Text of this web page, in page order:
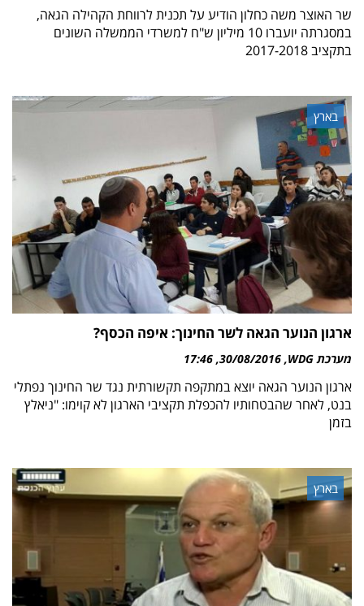
שר האוצר משה כחלון הודיע על תכנית לרווחת הקהילה הגאה,
במסגרתה יועברו 10 מיליון ש"ח למשרדי הממשלה השונים
בתקציב 2017-2018
בארץ
ארגון הנוער הגאה לשר החינוך: איפה הכסף?
מערכת WDG 30/08/2016
17:46
ארגון הנוער הגאה יוצא במתקפה תקשורתית נגד שר החינוך נפתלי
בנט, לאחר שהבטחותיו להכפלת תקציבי הארגון לא קוימו: "ניאלץ
בזמן
בארץ